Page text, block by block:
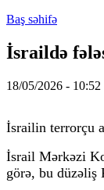
Baş səhifə
İsraildə
18/05/2026 - 10:52
İsrailin terrorçu
İsrail Mərkəzi
görə, bu düzəliş